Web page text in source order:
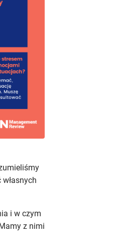
i w czym
z nimi